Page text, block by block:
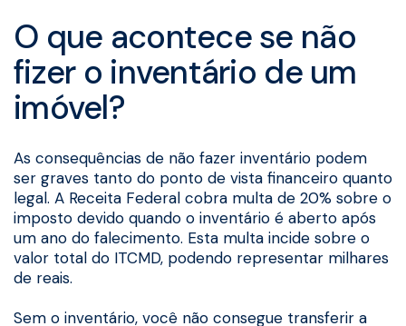
O que acontece se não
fizer o inventário de um
imóvel?
As consequências de não fazer inventário podem
ser graves tanto do ponto de vista financeiro quanto
legal. A Receita Federal cobra multa de 20% sobre o
imposto devido quando o inventário é aberto após
um ano do falecimento. Esta multa incide sobre o
valor total do ITCMD, podendo representar milhares
de reais.
Sem o inventário, você não consegue transferir a